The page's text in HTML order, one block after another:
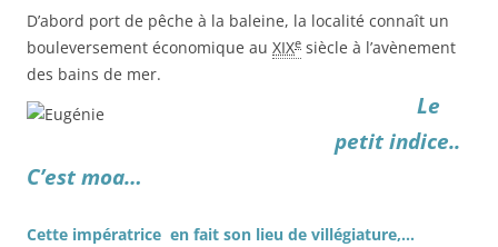
D’abord port de pêche à la baleine, la localité connaît un
bouleversement économique au XIXe siècle à l’avènement
des bains de mer.
Le
petit indice..
C’est moa…
Cette impératrice en fait son lieu de villégiature,…